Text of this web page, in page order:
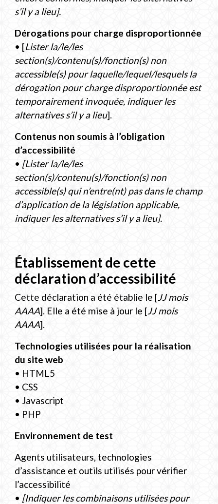
s’il y a lieu].
Dérogations pour charge disproportionnée
• [Lister la/le/les
section(s)/contenu(s)/fonction(s) non
accessible(s) pour laquelle/lequel/lesquels la
dérogation pour charge disproportionnée est
temporairement invoquée, indiquer les
alternatives s’il y a lieu].
Contenus non soumis à l’obligation
d’accessibilité
• [Lister la/le/les
section(s)/contenu(s)/fonction(s) non
accessible(s) qui n’entre(nt) pas dans le champ
d’application de la législation applicable,
indiquer les alternatives s’il y a lieu].
Établissement de cette
déclaration d’accessibilité
Cette déclaration a été établie le [JJ mois
AAAA]. Elle a été mise à jour le [JJ mois
AAAA].
Technologies utilisées pour la réalisation
du site web
• HTML5
• CSS
• Javascript
• PHP
Environnement de test
Agents utilisateurs, technologies
d’assistance et outils utilisés pour vérifier
l’accessibilité
• [Indiquer les combinaisons utilisées pour